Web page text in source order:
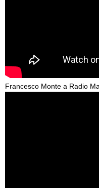
Francesco Monte a Radio